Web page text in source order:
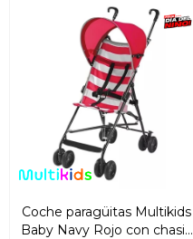
Coche paragüitas Multikids
Baby Navy Rojo con chasis